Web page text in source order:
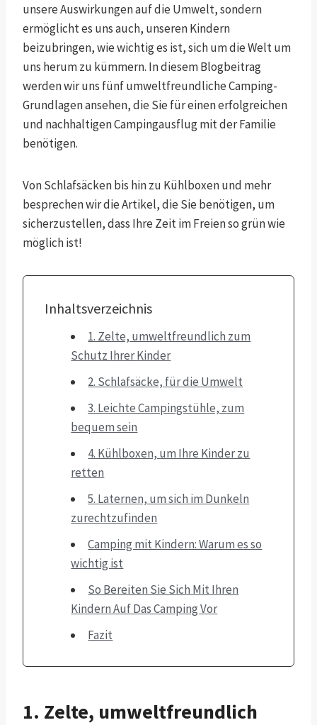
unsere Auswirkungen auf die Umwelt, sondern
ermöglicht es uns auch, unseren Kindern
beizubringen, wie wichtig es ist, sich um die Welt um
uns herum zu kümmern. In diesem Blogbeitrag
werden wir uns fünf umweltfreundliche Camping-
Grundlagen ansehen, die Sie für einen erfolgreichen
und nachhaltigen Campingausflug mit der Familie
benötigen.
Von Schlafsäcken bis hin zu Kühlboxen und mehr
besprechen wir die Artikel, die Sie benötigen, um
sicherzustellen, dass Ihre Zeit im Freien so grün wie
möglich ist!
Inhaltsverzeichnis
1. Zelte, umweltfreundlich zum
Schutz Ihrer Kinder
2. Schlafsäcke, für die Umwelt
3. Leichte Campingstühle, zum
bequem sein
4. Kühlboxen, um Ihre Kinder zu
retten
5. Laternen, um sich im Dunkeln
zurechtzufinden
Camping mit Kindern: Warum es so
wichtig ist
So Bereiten Sie Sich Mit Ihren
Kindern Auf Das Camping Vor
Fazit
1. Zelte, umweltfreundlich